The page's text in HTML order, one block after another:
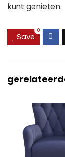
kunt genieten.
Save
0